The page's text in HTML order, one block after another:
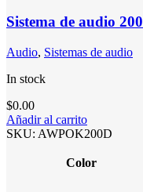
Sistema de audio
Audio, Sistemas de audio
In stock
$0.00
Añadir al carrito
SKU: AWPOK200D
Color